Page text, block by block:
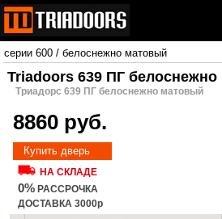
серии 600 / белоснежно матовый
Triadoors 639 ПГ
Триадорс 639 ПГ белоснежно матовый
8860 руб.
Купить дверь
НА СКЛАДЕ
0% РАССРОЧКА
ДОСТАВКА 3000р